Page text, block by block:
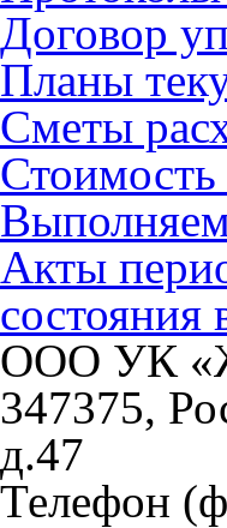
Договор
Планы
Сметы
Акты
состояния
ООО УК
347375,
д.47
Телефон